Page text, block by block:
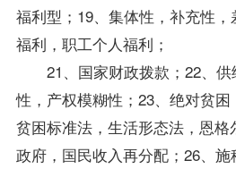
福利型；19、集体性，补充性
福利，职工个人福利；
21、国家财政拨款；22、供
性，产权模糊性；23、绝对贫
贫困标准法，生活形态法，恩
政府，国民收入再分配；26、